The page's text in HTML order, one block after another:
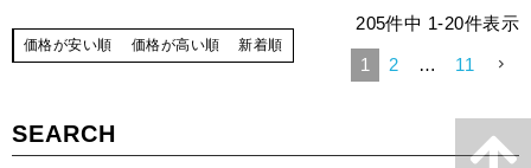
SEARCH
価格が安い順 価格が高い順 新着順
205件中 1-20件表示
1 2 … 11